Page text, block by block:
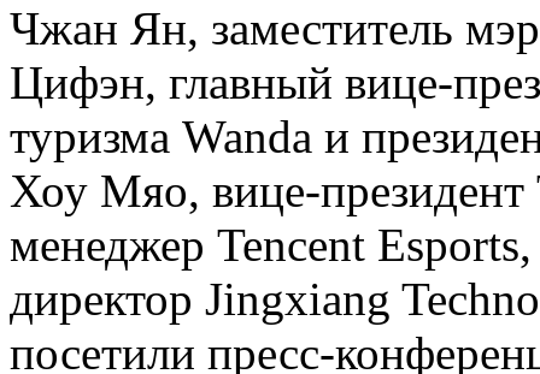
Чжан Ян, заместитель
Цифэн, главный вице-
туризма Wanda и
Хоу Мяо, вице-президент
менеджер Tencent
директор Jingxiang
посетили пресс-